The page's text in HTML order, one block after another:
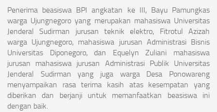
Penerima beasiswa BPI angkatan ke III, Bayu Pamungkas
warga Ujungnegoro yang merupakan mahasiswa Universitas
Jenderal Sudirman jurusan teknik elektro, Fitrotul Azizah
warga Ujungnegoro, mahasiswa jurusan Administrasi Bisnis
Universitas Diponegoro, dan Equelyn Zuliani mahasiswa
jurusan mahasiswa jurusan Administrasi Publik Universitas
Jenderal Sudirman yang juga warga Desa Ponowareng
menyampaikan rasa terima kasih atas kesempatan yang
diberikan dan berjanji untuk memanfaatkan beasiswa ini
dengan baik.